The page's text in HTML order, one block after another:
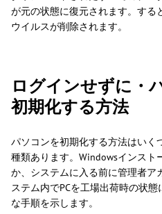
が元の状態に復元されます。する
ウイルスが削除されます。
ログインせずに・
初期化する方法
パソコンを初期化する方法はいく
種類あります。Windowsインスト
か、システムに入る前に管理者ア
ステム内でPCを工場出荷時の状
な手順を示します。